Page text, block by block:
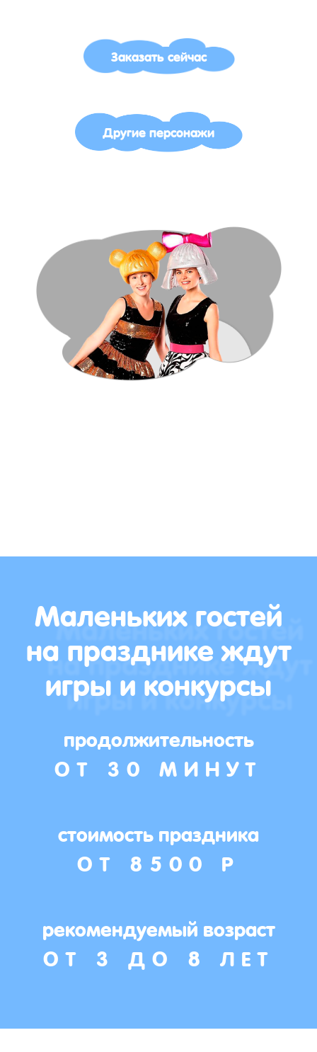
Заказать сейчас
Другие персонажи
Маленьких гостей
на празднике ждут
игры и конкурсы
продолжительность
ОТ 30 МИНУТ
стоимость праздника
ОТ 8500 Р
рекомендуемый возраст
ОТ 3 ДО 8 ЛЕТ